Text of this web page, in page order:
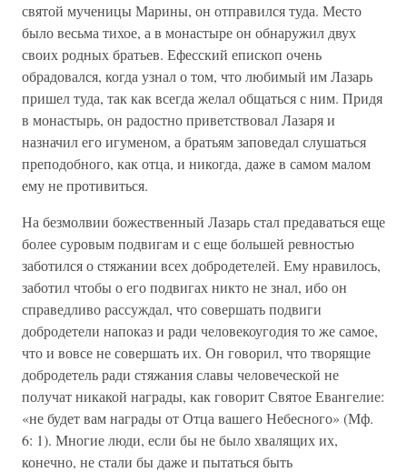
святой мученицы Марины, он отправился туда. Место
было весьма тихое, а в монастыре он обнаружил двух
своих родных братьев. Ефесский епископ очень
обрадовался, когда узнал о том, что любимый им Лазарь
пришел туда, так как всегда желал общаться с ним. Придя
в монастырь, он радостно приветствовал Лазаря и
назначил его игуменом, а братьям заповедал слушаться
преподобного, как отца, и никогда, даже в самом малом
ему не противиться.
На безмолвии божественный Лазарь стал предаваться еще
более суровым подвигам и с еще большей ревностью
заботился о стяжании всех добродетелей. Ему нравилось,
заботил чтобы о его подвигах никто не знал, ибо он
справедливо рассуждал, что совершать подвиги
добродетели напоказ и ради человекоугодия то же самое,
что и вовсе не совершать их. Он говорил, что творящие
добродетель ради стяжания славы человеческой не
получат никакой награды, как говорит Святое Евангелие:
«не будет вам награды от Отца вашего Небесного» (Мф.
6: 1). Многие люди, если бы не было хвалящих их,
конечно, не стали бы даже и пытаться быть